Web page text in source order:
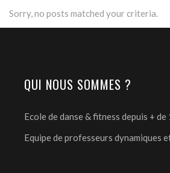
Sorry, no posts matched your criteria.
QUI NOUS SOMMES ?
Ecole de danse & fitness depuis + de
Equipe de professeurs dynamiques